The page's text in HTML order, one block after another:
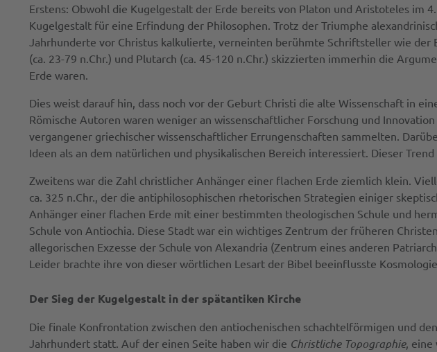
Erstens: Obwohl die Kugelgestalt der Erde bereits von Platon und Aristoteles im
Kugelgestalt für eine Erfindung der Philosophen. Trotz der Triumphe
Jahrhunderte vor Christus kalkulierte, verneinten berühmte Schriftsteller wie der
(ca. 23-79 n.Chr.) und Plutarch (ca. 45-120 n.Chr.) skizzierten immerhin die
Erde waren.
Dies weist darauf hin, dass noch vor der Geburt Christi die alte Wissenschaft in
Römische Autoren waren weniger an wissenschaftlicher Forschung und
vergangener griechischer wissenschaftlicher Errungenschaften sammelten.
Ideen als an dem natürlichen und physikalischen Bereich interessiert. Dieser
Zweitens war die Zahl christlicher Anhänger einer flachen Erde ziemlich klein.
ca. 325 n.Chr., der die antiphilosophischen rhetorischen Strategien einiger
Anhänger einer flachen Erde mit einer bestimmten theologischen Schule und
Schule von Antiochia. Diese Stadt war ein wichtiges Zentrum der früheren
allegorischen Exzesse der Schule von Alexandria (Zentrum eines anderen
Leider brachte ihre von dieser wörtlichen Lesart der Bibel beeinflusste
Der Sieg der Kugelgestalt in der spätantiken Kirche
Die finale Konfrontation zwischen den antiochenischen schachtelförmigen und
Jahrhundert statt. Auf der einen Seite haben wir die Christliche Topographie, eine